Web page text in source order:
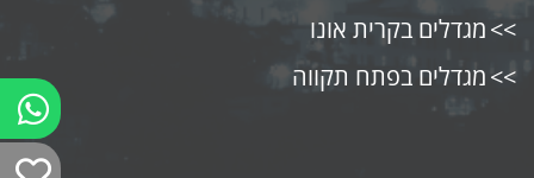
מגדלים בקרית אונו
מגדלים בפתח תקווה